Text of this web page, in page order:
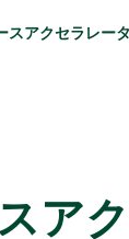
スアクセラレー
ア